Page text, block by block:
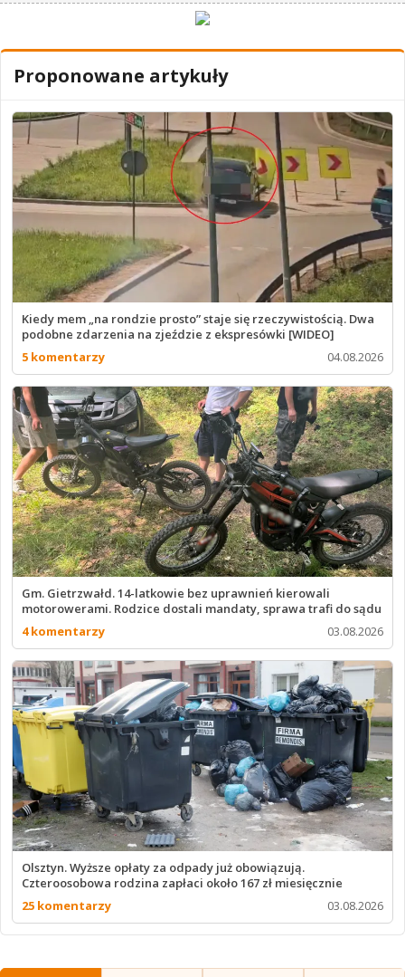
Proponowane artykuły
Kiedy mem „na rondzie prosto” staje się rzeczywistością. Dwa
podobne zdarzenia na zjeździe z ekspresówki [WIDEO]
5 komentarzy
04.08.2026
Gm. Gietrzwałd. 14-latkowie bez uprawnień kierowali
motorowerami. Rodzice dostali mandaty, sprawa trafi do sądu
4 komentarzy
03.08.2026
Olsztyn. Wyższe opłaty za odpady już obowiązują.
Czteroosobowa rodzina zapłaci około 167 zł miesięcznie
25 komentarzy
03.08.2026